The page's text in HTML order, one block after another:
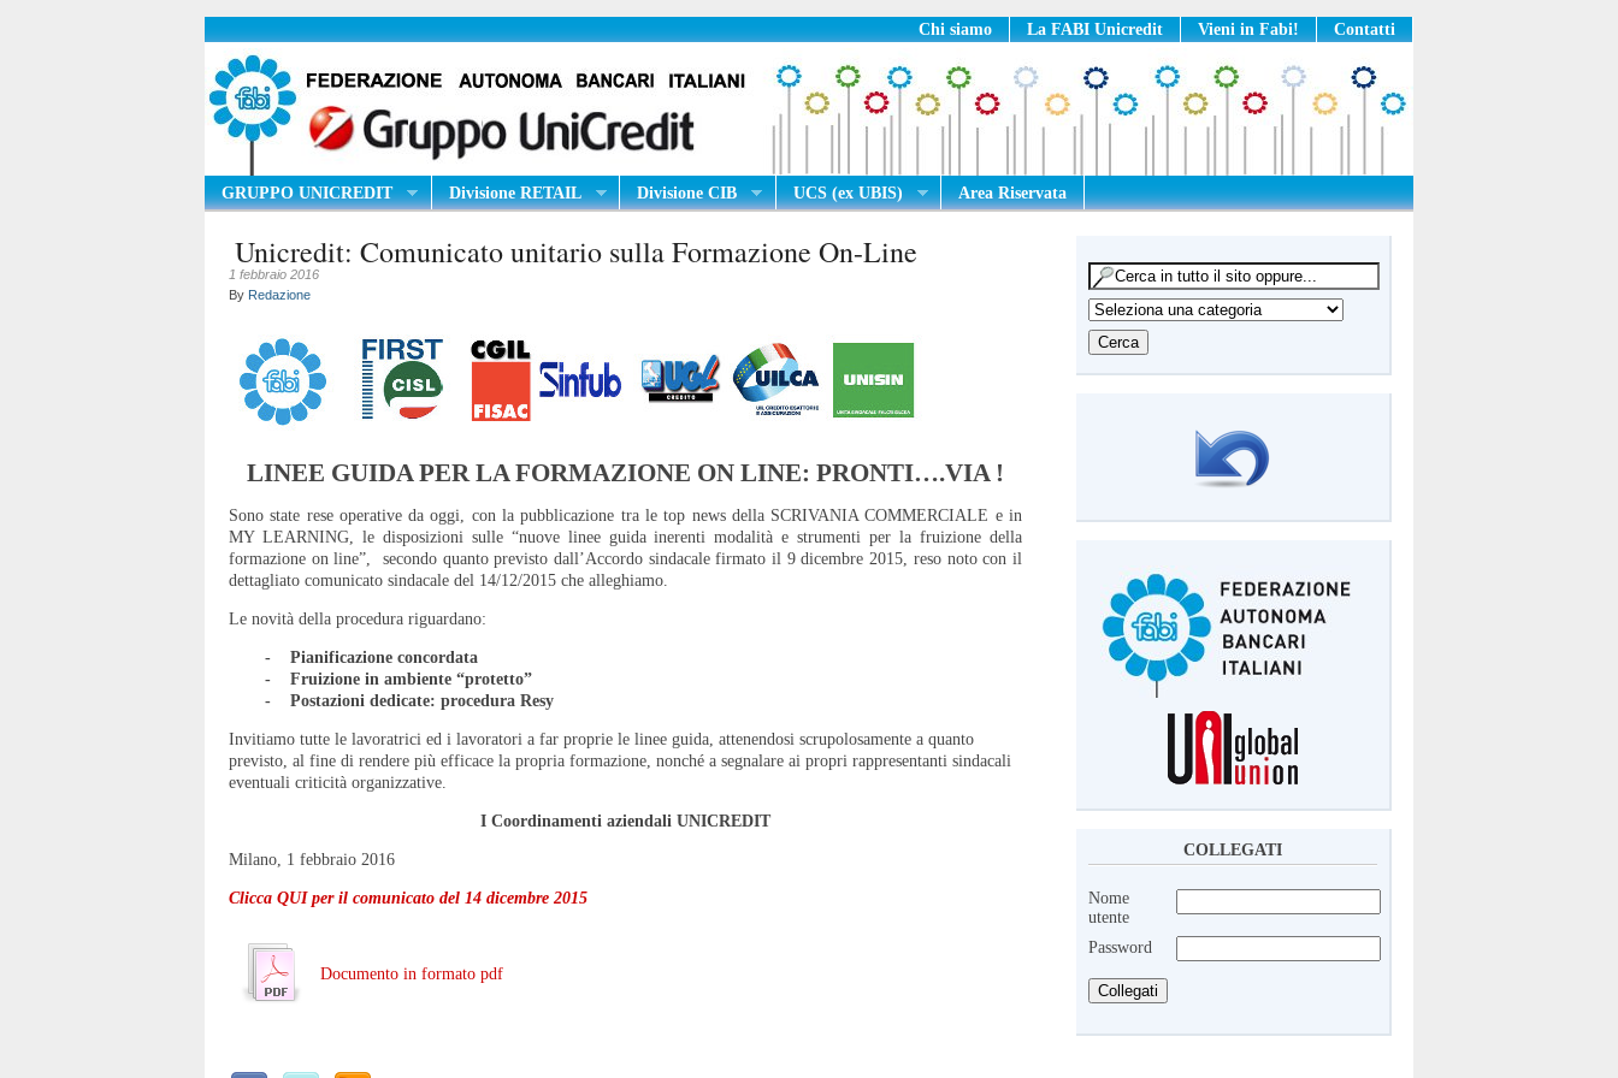
Contatti
Vieni in Fabi!
La FABI Unicredit
Chi siamo
GRUPPO UNICREDIT Divisione RETAIL Divisione CIB UCS (ex UBIS) Area Riservata
Unicredit: Comunicato unitario sulla Formazione On-Line
1 febbraio 2016
By Redazione
LINEE GUIDA PER LA FORMAZIONE ON LINE: PRONTI….VIA !
Sono state rese operative da oggi, con la pubblicazione tra le top news della SCRIVANIA COMMERCIALE e in
MY LEARNING, le disposizioni sulle “nuove linee guida inerenti modalità e strumenti per la fruizione della
formazione on line”, secondo quanto previsto dall’Accordo sindacale firmato il 9 dicembre 2015, reso noto con il
dettagliato comunicato sindacale del 14/12/2015 che alleghiamo.
Le novità della procedura riguardano:
- Pianificazione concordata
- Fruizione in ambiente “protetto”
- Postazioni dedicate: procedura Resy
Invitiamo tutte le lavoratrici ed i lavoratori a far proprie le linee guida, attenendosi scrupolosamente a quanto
previsto, al fine di rendere più efficace la propria formazione, nonché a segnalare ai propri rappresentanti sindacali
eventuali criticità organizzative.
I Coordinamenti aziendali UNICREDIT
Milano, 1 febbraio 2016
Clicca QUI per il comunicato del 14 dicembre 2015
Documento in formato pdf
COLLEGATI
Nome
utente
Password